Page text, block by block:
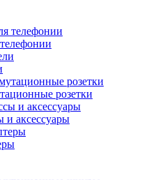
розетки
и аксессуары